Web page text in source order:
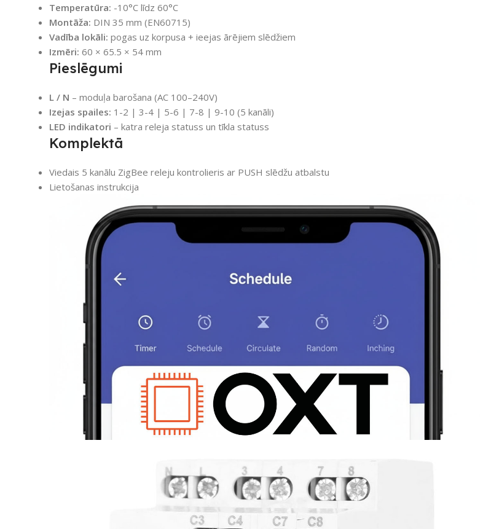
Temperatūra: -10°C līdz 60°C
Montāža: DIN 35 mm (EN60715)
Vadība lokāli: pogas uz korpusa + ieejas ārējiem slēdžiem
Izmēri: 60 × 65.5 × 54 mm
Pieslēgumi
L / N – moduļa barošana (AC 100–240V)
Izejas spailes: 1-2 | 3-4 | 5-6 | 7-8 | 9-10 (5 kanāli)
LED indikatori – katra releja statuss un tīkla statuss
Komplektā
Viedais 5 kanālu ZigBee releju kontrolieris ar PUSH slēdžu atbalstu
Lietošanas instrukcija